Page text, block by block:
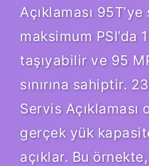
Açıklaması
maksimum PSI’da
taşıyabilir ve 95
sınırına sahiptir.
Servis
gerçek yük
açıklar. Bu